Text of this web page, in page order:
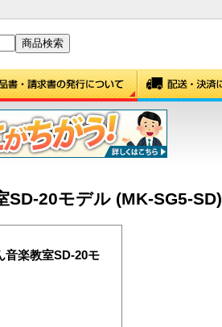
20モデル (MK-SG5-SD)
楽教室SD-20モ